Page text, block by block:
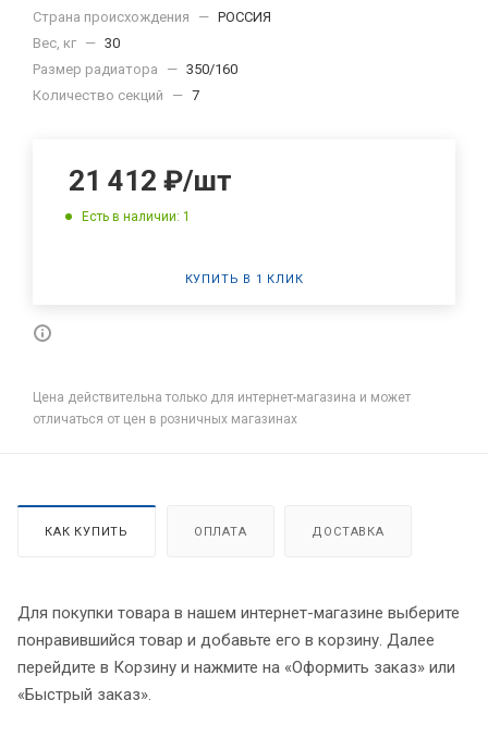
Страна происхождения
— РОССИЯ
Вес, кг — 30
Размер радиатора
— 350/160
Количество секций
— 7
21 412 ₽/шт
Есть в наличии: 1
КУПИТЬ В 1 КЛИК
Цена действительна только для интернет-магазина и может
отличаться от цен в розничных магазинах
КАК КУПИТЬ ОПЛАТА ДОСТАВКА
Для покупки товара в нашем интернет-магазине выберите
понравившийся товар и добавьте его в корзину. Далее
перейдите в Корзину и нажмите на «Оформить заказ» или
«Быстрый заказ».